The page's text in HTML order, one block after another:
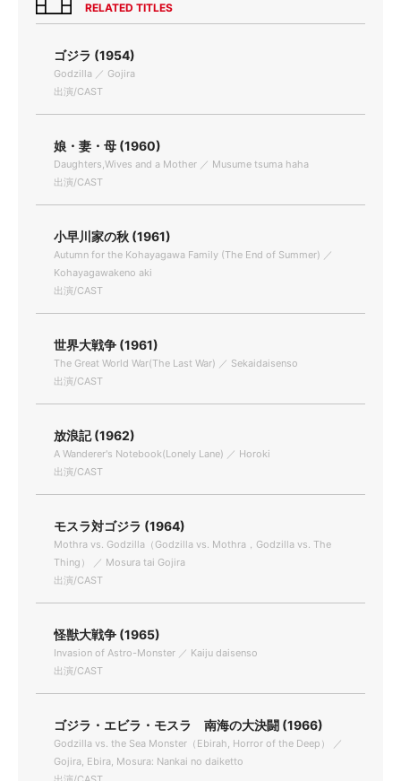
RELATED TITLES
ゴジラ (1954)
Godzilla ／ Gojira
出演/CAST
娘・妻・母 (1960)
Daughters,Wives and a Mother ／ Musume tsuma haha
出演/CAST
小早川家の秋 (1961)
Autumn for the Kohayagawa Family (The End of Summer) ／
Kohayagawakeno aki
出演/CAST
世界大戦争 (1961)
The Great World War(The Last War) ／ Sekaidaisenso
出演/CAST
放浪記 (1962)
A Wanderer's Notebook(Lonely Lane) ／ Horoki
出演/CAST
モスラ対ゴジラ (1964)
Mothra vs. Godzilla（Godzilla vs. Mothra，Godzilla vs. The
Thing） ／ Mosura tai Gojira
出演/CAST
怪獣大戦争 (1965)
Invasion of Astro-Monster ／ Kaiju daisenso
出演/CAST
ゴジラ・エビラ・モスラ 南海の大決闘 (1966)
Godzilla vs. the Sea Monster（Ebirah, Horror of the Deep） ／
Gojira, Ebira, Mosura: Nankai no daiketto